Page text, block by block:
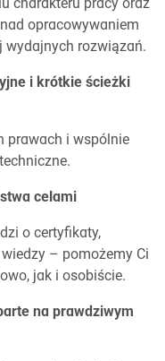
charakteru pracy oraz
opracowywaniem
wydajnych rozwiązań.
i krótkie ścieżki
prawach i wspólnie
celami
o certyfikaty,
– pomożemy Ci
jak i osobiście.
na prawdziwym